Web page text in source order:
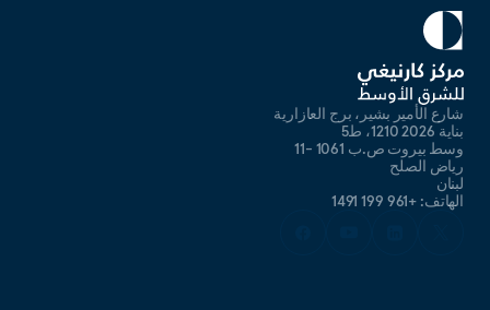
شارع الأمير بشير، برج العازارية
بناية 2026 1210، ط5
وسط بيروت ص.ب 1061 -11
رياض الصلح
لبنان
الهاتف: +961 199 1491